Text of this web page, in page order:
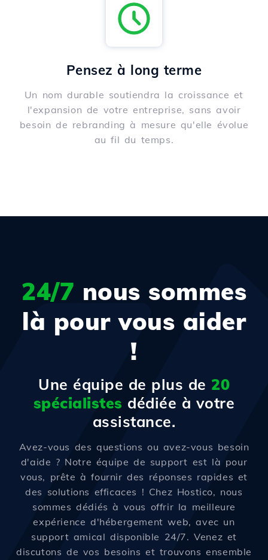
Pensez à long terme
Un nom durable soutiendra la croissance et
l'expansion de votre entreprise, sans avoir
besoin de rebranding à mesure qu'elle évolue
au fil du temps.
24/7 nous sommes
là pour vous aider
!
Une équipe de plus de 20
spécialistes dédiée à votre
assistance.
Avez-vous des questions ou avez-vous besoin
d'aide ? Notre équipe de support est là pour
vous, prête à fournir des réponses rapides et
des solutions efficaces ! Chez Hostico, nous
sommes dédiés à vous offrir la meilleure
expérience d'hébergement web, avec un
support amical disponible 24/7. Venez et
discutons de vos besoins et trouvons ensemble